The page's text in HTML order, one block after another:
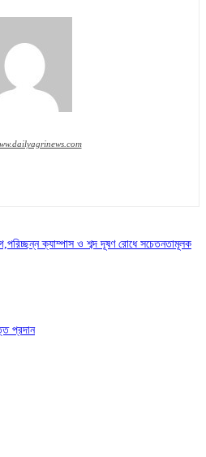
ক্যাম্পাস ও শব্দ দূষণ রোধে সচেতনতামূলক
প্রদান